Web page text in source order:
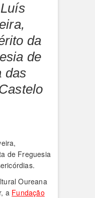
da
de
das
de Freguesia
Oureana
a Fundação